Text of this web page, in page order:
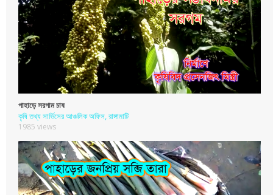
পাহাড়ে সরগাম চাষ
কৃষি তথ্য সার্ভিসের আঞ্চলিক অফিস, রাঙ্গামাটি
1985 views